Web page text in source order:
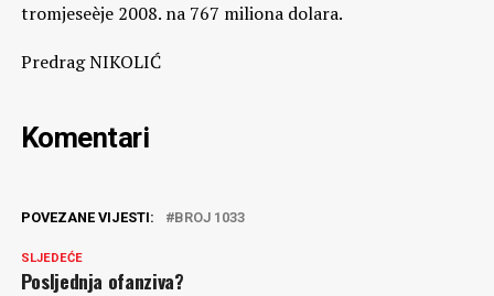
tromjeseèje 2008. na 767 miliona dolara.
Predrag NIKOLIĆ
Komentari
POVEZANE VIJESTI: BROJ 1033
SLJEDEĆE
Posljednja ofanziva?